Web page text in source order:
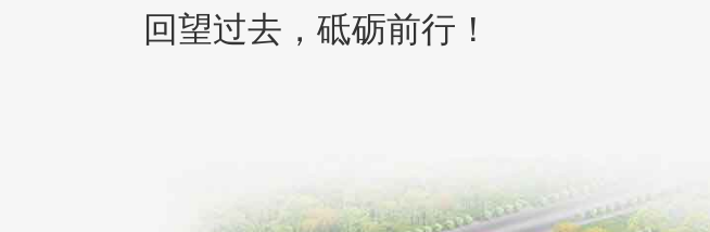
回望过去，砥砺前行！